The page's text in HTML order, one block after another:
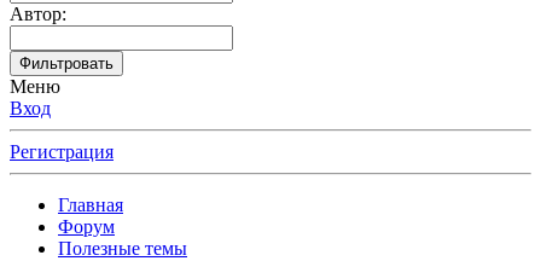
Автор:
Фильтровать
Меню
Вход
Регистрация
Главная
Форум
Полезные темы